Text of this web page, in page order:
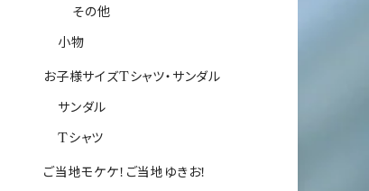
その他
小物
お子様サイズTシャツ・サンダル
サンダル
Tシャツ
ご当地モケケ！ご当地ゆきお！